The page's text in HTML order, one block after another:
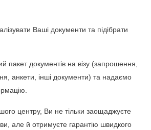
Ваші документи та підібрати
документів на візу (запрошення,
анкети, інші документи) та надаємо
центру, Ви не тільки заощаджуєте
але й отримуєте гарантію швидкого